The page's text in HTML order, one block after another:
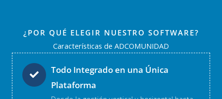
¿POR QUÉ ELEGIR NUESTRO SOFTWARE?
Características de ADCOMUNIDAD
Todo Integrado en una Única
Plataforma